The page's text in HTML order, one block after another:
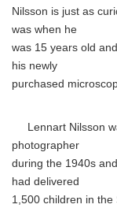
Nilsson is just as
was when he
was 15 years old
his newly
purchased
Lennart Nilsson
photographer
during the 1940s
had delivered
1,500 children in